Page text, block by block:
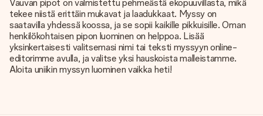
Vauvan pipot on valmistettu pehmeästä ekopuuvillasta, mikä
tekee niistä erittäin mukavat ja laadukkaat. Myssy on
saatavilla yhdessä koossa, ja se sopii kaikille pikkuisille. Oman
henkilökohtaisen pipon luominen on helppoa. Lisää
yksinkertaisesti valitsemasi nimi tai teksti myssyyn online-
editorimme avulla, ja valitse yksi hauskoista malleistamme.
Aloita uniikin myssyn luominen vaikka heti!